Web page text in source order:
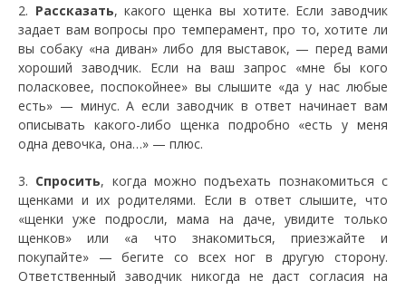
2. Рассказать, какого щенка вы хотите. Если заводчик
задает вам вопросы про темперамент, про то, хотите ли
вы собаку «на диван» либо для выставок, — перед вами
хороший заводчик. Если на ваш запрос «мне бы кого
поласковее, поспокойнее» вы слышите «да у нас любые
есть» — минус. А если заводчик в ответ начинает вам
описывать какого-либо щенка подробно «есть у меня
одна девочка, она…» — плюс.
3. Спросить, когда можно подъехать познакомиться с
щенками и их родителями. Если в ответ слышите, что
«щенки уже подросли, мама на даче, увидите только
щенков» или «а что знакомиться, приезжайте и
покупайте» — бегите со всех ног в другую сторону.
Ответственный заводчик никогда не даст согласия на